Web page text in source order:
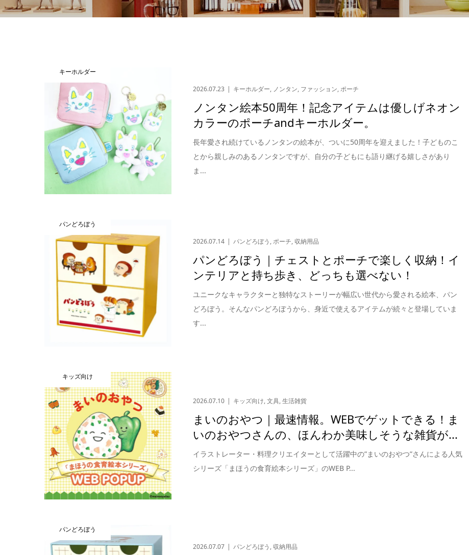
キーホルダー
2026.07.23 キーホルダー, ノンタン, ファッション,ポーチ
ノンタン絵本50周年！記念アイテムは優しげネオン
カラーのポーチandキーホルダー。
長年愛され続けているノンタンの絵本が、ついに50周年を迎えました！子どものこ
とから親しみのあるノンタンですが、自分の子どもにも語り継げる嬉しさがあり
ま...
パンどろぼう
2026.07.14 パンどろぼう ,ポーチ, 収納用品
パンどろぼう｜チェストとポーチで楽しく収納！イ
ンテリアと持ち歩き、どっちも選べない！
ユニークなキャラクターと独特なストーリーが幅広い世代から愛される絵本、パン
どろぼう。そんなパンどろぼうから、身近で使えるアイテムが続々と登場していま
す...
キッズ向け
2026.07.10 キッズ向け,文具,生活雑貨
まいのおやつ｜最速情報。WEBでゲットできる！ま
いのおやつさんの、ほんわか美味しそうな雑貨が...
イラストレーター・料理クリエイターとして活躍中の”まいのおやつ”さんによる人気
シリーズ「まほうの食育絵本シリーズ」のWEB P...
パンどろぼう
2026.07.07 パンどろぼう , 収納用品